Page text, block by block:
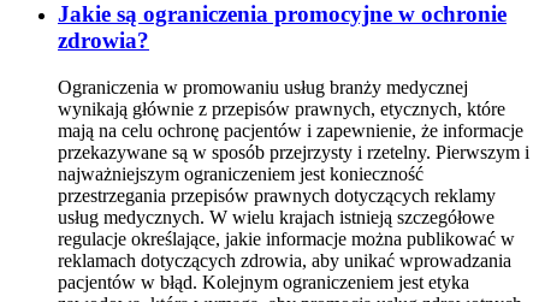
Jakie są ograniczenia promocyjne w ochronie
zdrowia?
Ograniczenia w promowaniu usług branży medycznej
wynikają głównie z przepisów prawnych, etycznych, które
mają na celu ochronę pacjentów i zapewnienie, że informacje
przekazywane są w sposób przejrzysty i rzetelny. Pierwszym i
najważniejszym ograniczeniem jest konieczność
przestrzegania przepisów prawnych dotyczących reklamy
usług medycznych. W wielu krajach istnieją szczegółowe
regulacje określające, jakie informacje można publikować w
reklamach dotyczących zdrowia, aby unikać wprowadzania
pacjentów w błąd. Kolejnym ograniczeniem jest etyka